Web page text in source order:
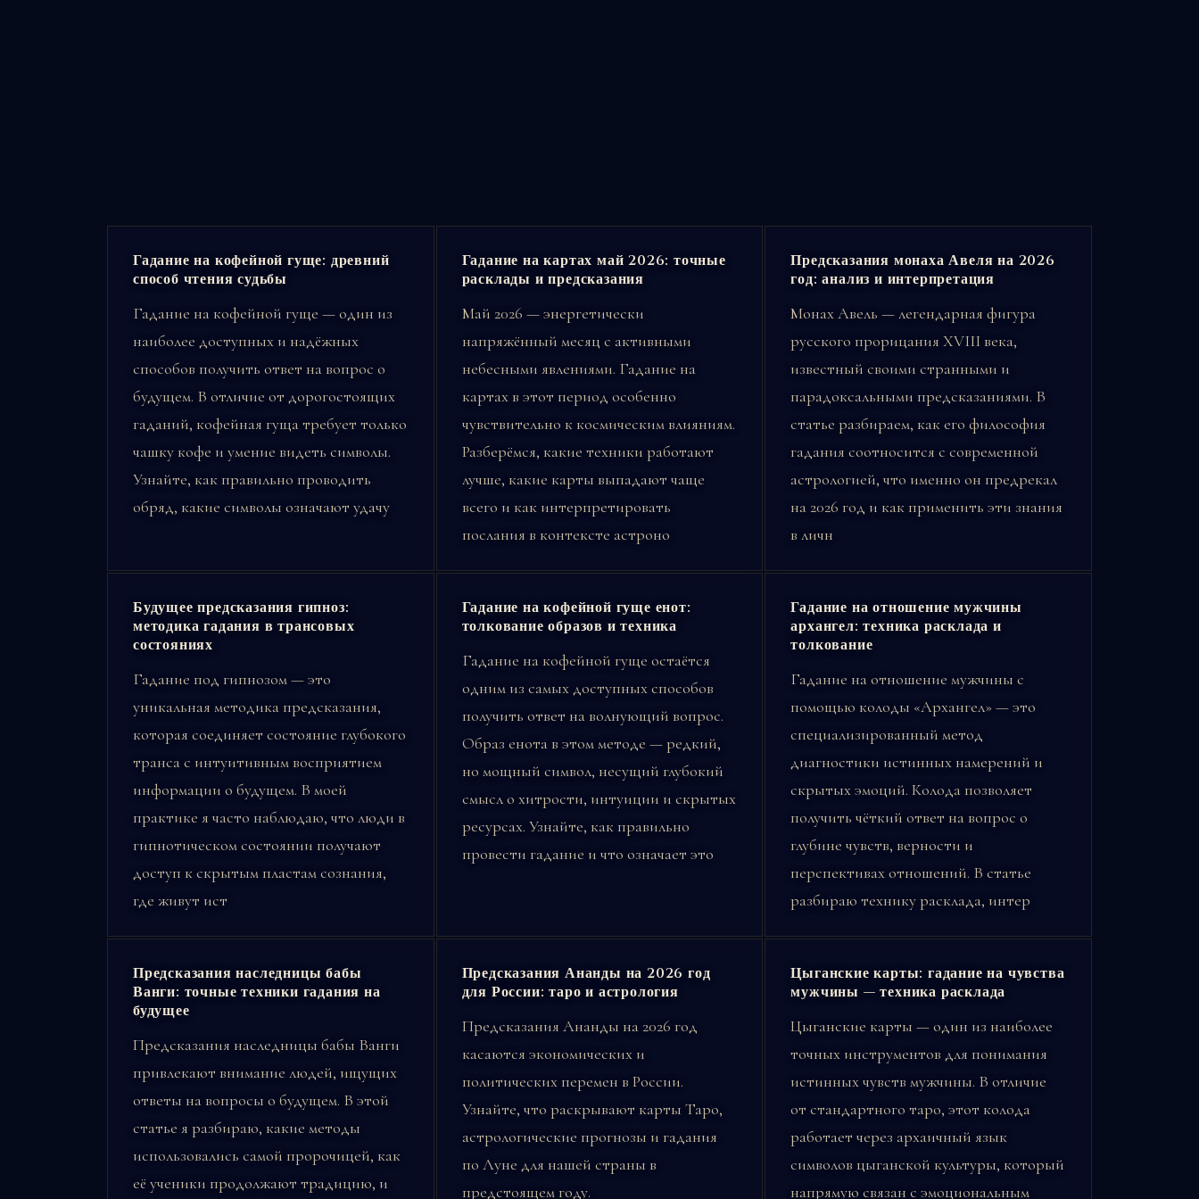
Гадание на кофейной гуще: древний
способ чтения судьбы
Гадание на кофейной гуще — один из
наиболее доступных и надёжных
способов получить ответ на вопрос о
будущем. В отличие от дорогостоящих
гаданий, кофейная гуща требует только
чашку кофе и умение видеть символы.
Узнайте, как правильно проводить
обряд, какие символы означают удачу
Гадание на картах май 2026: точные
расклады и предсказания
Май 2026 — энергетически
напряжённый месяц с активными
небесными явлениями. Гадание на
картах в этот период особенно
чувствительно к космическим влияниям.
Разберёмся, какие техники работают
лучше, какие карты выпадают чаще
всего и как интерпретировать
послания в контексте астроно
Предсказания монаха Авеля на 2026
год: анализ и интерпретация
Монах Авель — легендарная фигура
русского прорицания XVIII века,
известный своими странными и
парадоксальными предсказаниями. В
статье разбираем, как его философия
гадания соотносится с современной
астрологией, что именно он предрекал
на 2026 год и как применить эти знания
в личн
Будущее предсказания гипноз:
методика гадания в трансовых
состояниях
Гадание под гипнозом — это
уникальная методика предсказания,
которая соединяет состояние глубокого
транса с интуитивным восприятием
информации о будущем. В моей
практике я часто наблюдаю, что люди в
гипнотическом состоянии получают
доступ к скрытым пластам сознания,
где живут ист
Гадание на кофейной гуще енот:
толкование образов и техника
Гадание на кофейной гуще остаётся
одним из самых доступных способов
получить ответ на волнующий вопрос.
Образ енота в этом методе — редкий,
но мощный символ, несущий глубокий
смысл о хитрости, интуиции и скрытых
ресурсах. Узнайте, как правильно
провести гадание и что означает это
Гадание на отношение мужчины
архангел: техника расклада и
толкование
Гадание на отношение мужчины с
помощью колоды «Архангел» — это
специализированный метод
диагностики истинных намерений и
скрытых эмоций. Колода позволяет
получить чёткий ответ на вопрос о
глубине чувств, верности и
перспективах отношений. В статье
разбираю технику расклада, интер
Предсказания наследницы бабы
Ванги: точные техники гадания на
будущее
Предсказания наследницы бабы Ванги
привлекают внимание людей, ищущих
ответы на вопросы о будущем. В этой
статье я разбираю, какие методы
использовались самой пророчицей, как
её ученики продолжают традицию, и
Предсказания Ананды на 2026 год
для России: таро и астрология
Предсказания Ананды на 2026 год
касаются экономических и
политических перемен в России.
Узнайте, что раскрывают карты Таро,
астрологические прогнозы и гадания
по Луне для нашей страны в
предстоящем году.
Цыганские карты: гадание на чувства
мужчины — техника расклада
Цыганские карты — один из наиболее
точных инструментов для понимания
истинных чувств мужчины. В отличие
от стандартного таро, этот колода
работает через архаичный язык
символов цыганской культуры, который
напрямую связан с эмоциональным